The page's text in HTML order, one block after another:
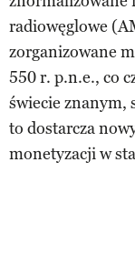
radiowęglowe
zorganizowane
550 r. p.n.e., co
świecie znanym,
to dostarcza
monetyzacji w